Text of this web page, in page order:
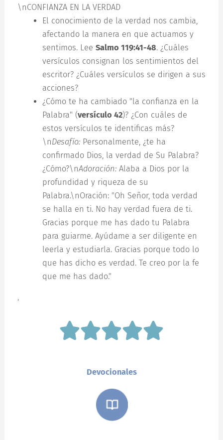
\nCONFIANZA EN LA VERDAD
El conocimiento de la verdad nos cambia,
afectando la manera en que actuamos y
sentimos. Lee Salmo 119:41-48. ¿Cuáles
versículos consignan los sentimientos del
escritor? ¿Cuáles versículos se dirigen a sus
acciones?
¿Cómo te ha cambiado "la confianza en la
Palabra" (versículo 42)? ¿Con cuáles de
estos versículos te identificas más?
\nDesafío:Personalmente, ¿te ha
confirmado Dios, la verdad de Su Palabra?
¿Cómo?\nAdoración:Alaba a Dios por la
profundidad y riqueza de su
Palabra.\nOración: "Oh Señor, toda verdad
se halla en ti. No hay verdad fuera de ti.
Gracias porque me has dado tu Palabra
para guiarme. Ayúdame a ser diligente en
leerla y estudiarla. Gracias porque todo lo
que has dicho es verdad. Te creo por la fe
que me has dado."
'
Devocionales